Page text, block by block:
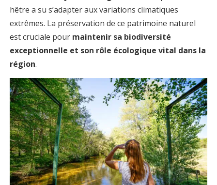
hêtre a su s’adapter aux variations climatiques
extrêmes. La préservation de ce patrimoine naturel
est cruciale pour maintenir sa biodiversité
exceptionnelle et son rôle écologique vital dans la
région.